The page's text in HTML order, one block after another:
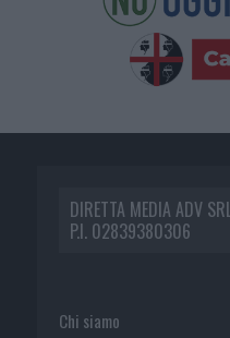
DIRETTA MEDIA ADV SRL
P.I. 02839380306
Chi siamo